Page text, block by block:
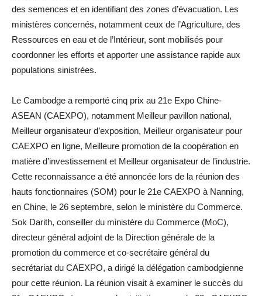
des semences et en identifiant des zones d’évacuation. Les
ministères concernés, notamment ceux de l’Agriculture, des
Ressources en eau et de l’Intérieur, sont mobilisés pour
coordonner les efforts et apporter une assistance rapide aux
populations sinistrées.
Le Cambodge a remporté cinq prix au 21e Expo Chine-
ASEAN (CAEXPO), notamment Meilleur pavillon national,
Meilleur organisateur d’exposition, Meilleur organisateur pour
CAEXPO en ligne, Meilleure promotion de la coopération en
matière d’investissement et Meilleur organisateur de l’industrie.
Cette reconnaissance a été annoncée lors de la réunion des
hauts fonctionnaires (SOM) pour le 21e CAEXPO à Nanning,
en Chine, le 26 septembre, selon le ministère du Commerce.
Sok Darith, conseiller du ministère du Commerce (MoC),
directeur général adjoint de la Direction générale de la
promotion du commerce et co-secrétaire général du
secrétariat du CAEXPO, a dirigé la délégation cambodgienne
pour cette réunion. La réunion visait à examiner le succès du